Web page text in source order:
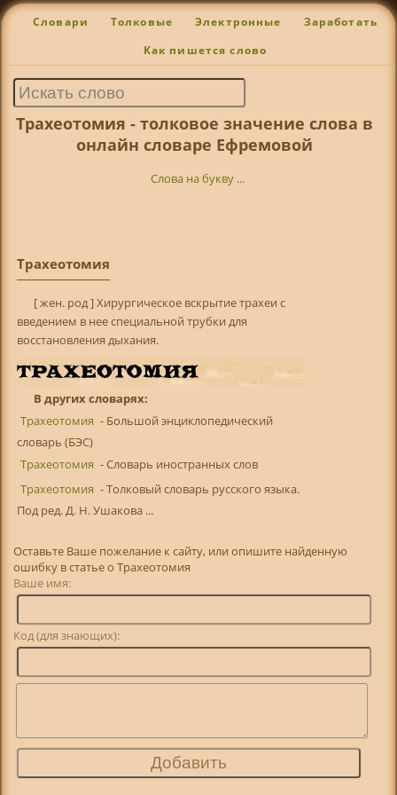
Словари Толковые Электронные Заработать
Как пишется слово
Трахеотомия - толковое значение слова в
онлайн словаре Ефремовой
Слова на букву ...
Трахеотомия
[ жен. род ] Хирургическое вскрытие трахеи с
введением в нее специальной трубки для
восстановления дыхания.
В других словарях:
Трахеотомия - Большой энциклопедический
словарь (БЭС)
Трахеотомия - Словарь иностранных слов
Трахеотомия - Толковый словарь русского языка.
Под ред. Д. Н. Ушакова ...
Оставьте Ваше пожелание к сайту, или опишите найденную
ошибку в статье о Трахеотомия
Ваше имя:
Код (для знающих):